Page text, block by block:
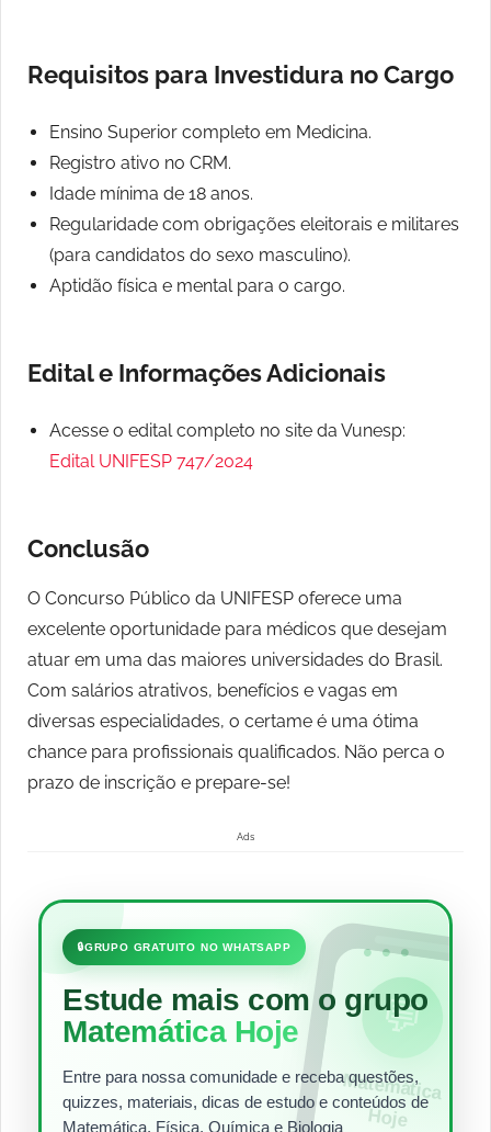
Requisitos para Investidura no Cargo
Ensino Superior completo em Medicina.
Registro ativo no CRM.
Idade mínima de 18 anos.
Regularidade com obrigações eleitorais e militares
(para candidatos do sexo masculino).
Aptidão física e mental para o cargo.
Edital e Informações Adicionais
Acesse o edital completo no site da Vunesp:
Edital UNIFESP 747/2024
Conclusão
O Concurso Público da UNIFESP oferece uma
excelente oportunidade para médicos que desejam
atuar em uma das maiores universidades do Brasil.
Com salários atrativos, benefícios e vagas em
diversas especialidades, o certame é uma ótima
chance para profissionais qualificados. Não perca o
prazo de inscrição e prepare-se!
Ads
•••
🔒GRUPO GRATUITO NO WHATSAPP
Estude mais com o grupo
Matemática Hoje
Entre para nossa comunidade e receba questões,
quizzes, materiais, dicas de estudo e conteúdos de
Matemática, Física, Química e Biologia
💬
Matem
ática
Hoje